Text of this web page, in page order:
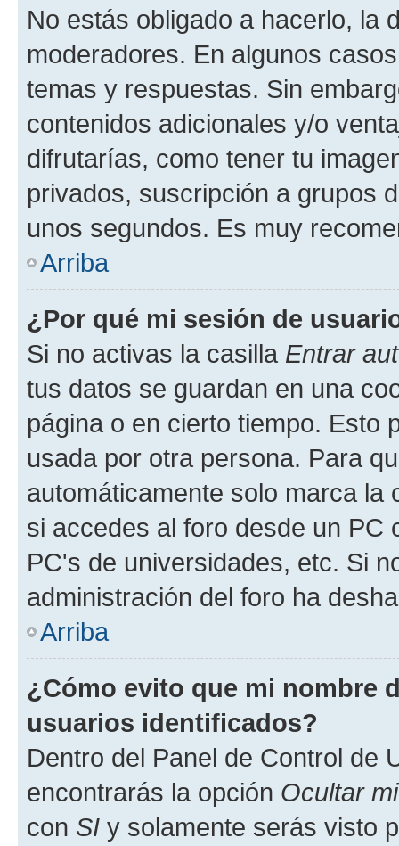
No estás obligado a hacerlo, la
moderadores. En algunos
temas y respuestas. Sin
contenidos adicionales y/o
difrutarías, como tener tu
privados, suscripción a grupos
unos segundos. Es muy
Arriba
¿Por qué mi sesión de
Si no activas la casilla Entrar
tus datos se guardan en una
página o en cierto tiempo. Esto
usada por otra persona. Para
automáticamente solo marca la
si accedes al foro desde un PC
PC's de universidades, etc. Si
administración del foro ha
Arriba
¿Cómo evito que mi nombre
usuarios identificados?
Dentro del Panel de Control de
encontrarás la opción Ocultar
con SI y solamente serás visto